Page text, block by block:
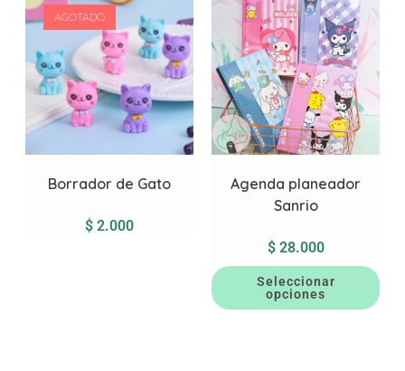
AGOTADO
Borrador de Gato
$ 2.000
Agenda planeador
Sanrio
$28.000
Seleccionar
opciones